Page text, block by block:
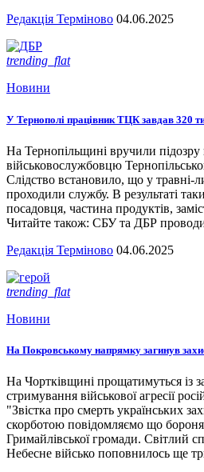
Редакція Терміново 04.06.2025
trending_flat
Новини
У Тернополі працівник ТЦК завдав 320
На Тернопільщині вручили
військовослужбовцю
Слідство встановило, що у травні-
проходили службу. В результаті
посадовця, частина продуктів,
Читайте також: СБУ та ДБР
Редакція Терміново 04.06.2025
trending_flat
Новини
На Покровському напрямку загинув
На Чортківщині прощатимуться із
стримування військової агресії
"Звістка про смерть українських
скорботою повідомляємо що
Гримайлівської громади. Світлий
Небесне військо поповнилось ще